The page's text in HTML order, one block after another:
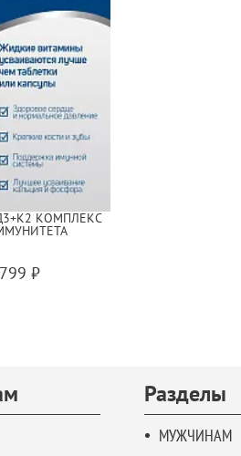
КОМПЛЕКС
₽
Разделы
МУЖЧИНАМ